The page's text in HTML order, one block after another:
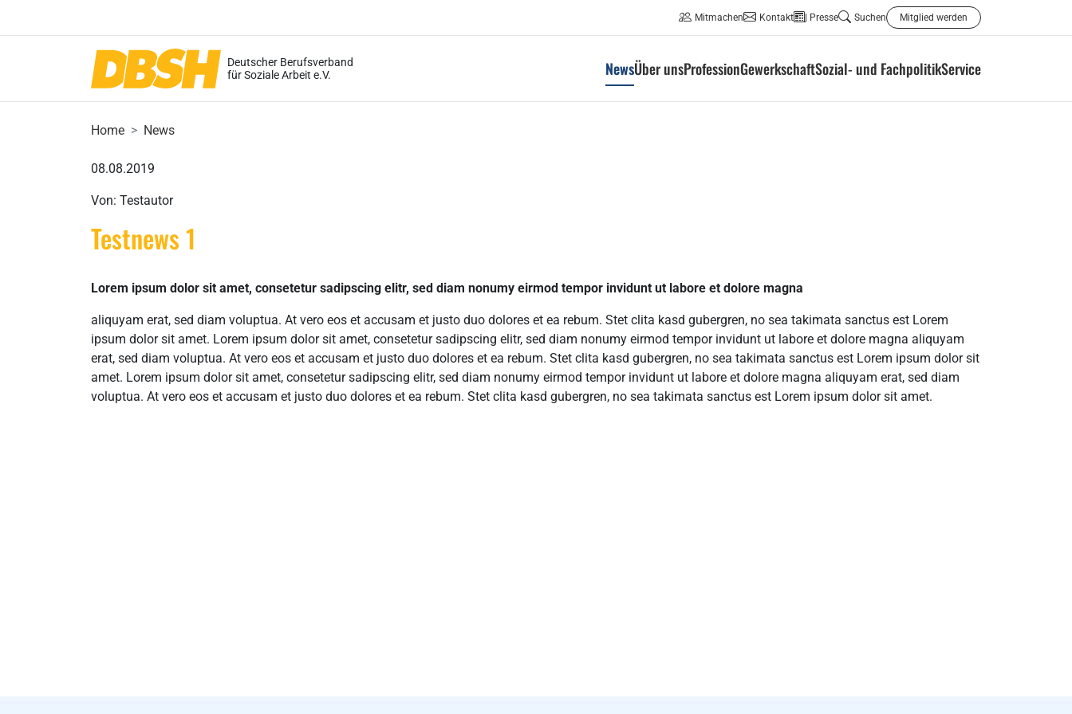
Mitmachen Kontakt Presse Suchen Mitglied werden
Deutscher Berufsverband
für Soziale Arbeit e.V.
NewsÜber unsProfessionGewerkschaftSozial- und FachpolitikService
Home News
08.08.2019
Von: Testautor
Testnews 1
Lorem ipsum dolor sit amet, consetetur sadipscing elitr, sed diam nonumy eirmod tempor invidunt ut labore et dolore magna
aliquyam erat, sed diam voluptua. At vero eos et accusam et justo duo dolores et ea rebum. Stet clita kasd gubergren, no sea takimata sanctus est Lorem
ipsum dolor sit amet. Lorem ipsum dolor sit amet, consetetur sadipscing elitr, sed diam nonumy eirmod tempor invidunt ut labore et dolore magna aliquyam
erat, sed diam voluptua. At vero eos et accusam et justo duo dolores et ea rebum. Stet clita kasd gubergren, no sea takimata sanctus est Lorem ipsum dolor sit
amet. Lorem ipsum dolor sit amet, consetetur sadipscing elitr, sed diam nonumy eirmod tempor invidunt ut labore et dolore magna aliquyam erat, sed diam
voluptua. At vero eos et accusam et justo duo dolores et ea rebum. Stet clita kasd gubergren, no sea takimata sanctus est Lorem ipsum dolor sit amet.